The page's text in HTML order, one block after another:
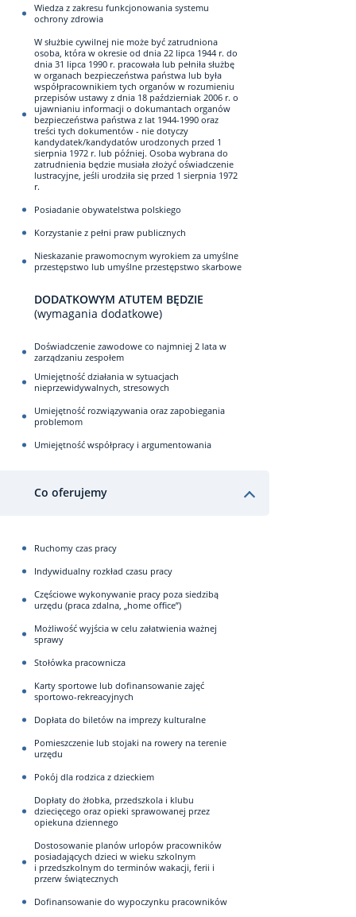
Wiedza z zakresu funkcjonowania systemu
ochrony zdrowia
W służbie cywilnej nie może być zatrudniona
osoba, która w okresie od dnia 22 lipca 1944 r. do
dnia 31 lipca 1990 r. pracowała lub pełniła służbę
w organach bezpieczeństwa państwa lub była
współpracownikiem tych organów w rozumieniu
przepisów ustawy z dnia 18 październiak 2006 r. o
ujawnianiu informacji o dokumantach organów
bezpieczeństwa państwa z lat 1944-1990 oraz
treści tych dokumentów - nie dotyczy
kandydatek/kandydatów urodzonych przed 1
sierpnia 1972 r. lub później. Osoba wybrana do
zatrudnienia będzie musiała złożyć oświadczenie
lustracyjne, jeśli urodziła się przed 1 sierpnia 1972
r.
Posiadanie obywatelstwa polskiego
Korzystanie z pełni praw publicznych
Nieskazanie prawomocnym wyrokiem za umyślne
przestępstwo lub umyślne przestępstwo skarbowe
DODATKOWYM ATUTEM BĘDZIE
(wymagania dodatkowe)
Doświadczenie zawodowe co najmniej 2 lata w
zarządzaniu zespołem
Umiejętność działania w sytuacjach
nieprzewidywalnych, stresowych
Umiejętność rozwiązywania oraz zapobiegania
problemom
Umiejętność współpracy i argumentowania
Co oferujemy
Ruchomy czas pracy
Indywidualny rozkład czasu pracy
Częściowe wykonywanie pracy poza siedzibą
urzędu (praca zdalna, „home office”)
Możliwość wyjścia w celu załatwienia ważnej
sprawy
Stołówka pracownicza
Karty sportowe lub dofinansowanie zajęć
sportowo-rekreacyjnych
Dopłata do biletów na imprezy kulturalne
Pomieszczenie lub stojaki na rowery na terenie
urzędu
Pokój dla rodzica z dzieckiem
Dopłaty do żłobka, przedszkola i klubu
dziecięcego oraz opieki sprawowanej przez
opiekuna dziennego
Dostosowanie planów urlopów pracowników
posiadających dzieci w wieku szkolnym
i przedszkolnym do terminów wakacji, ferii i
przerw świątecznych
Dofinansowanie do wypoczynku pracowników